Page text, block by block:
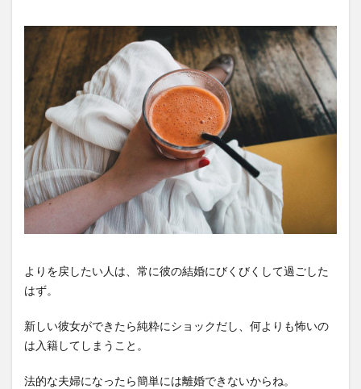
よりを戻したい人は、常に彼の結婚にびくびくして過ごした
はず。
新しい彼女ができたら純粋にショックだし、何よりも怖いの
は入籍してしまうこと。
法的な夫婦になったら簡単には離婚できないからね。